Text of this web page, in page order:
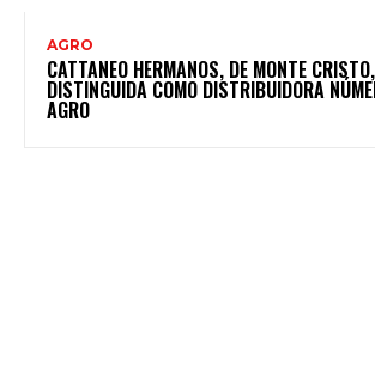
AGRO
CATTANEO HERMANOS, DE MONTE
DISTINGUIDA COMO DISTRIBUIDORA
AGRO